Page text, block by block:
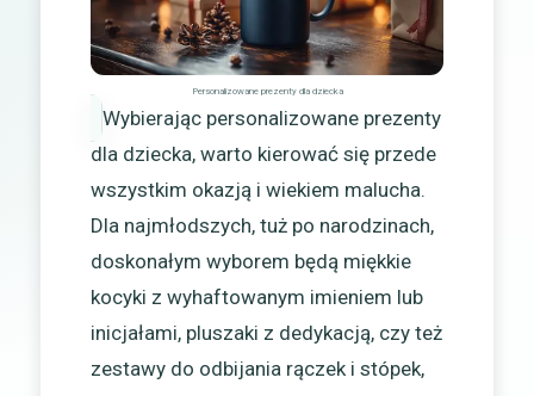
Personalizowane prezenty dla dziecka
Wybierając personalizowane prezenty
dla dziecka, warto kierować się przede
wszystkim okazją i wiekiem malucha.
Dla najmłodszych, tuż po narodzinach,
doskonałym wyborem będą miękkie
kocyki z wyhaftowanym imieniem lub
inicjałami, pluszaki z dedykacją, czy też
zestawy do odbijania rączek i stópek,